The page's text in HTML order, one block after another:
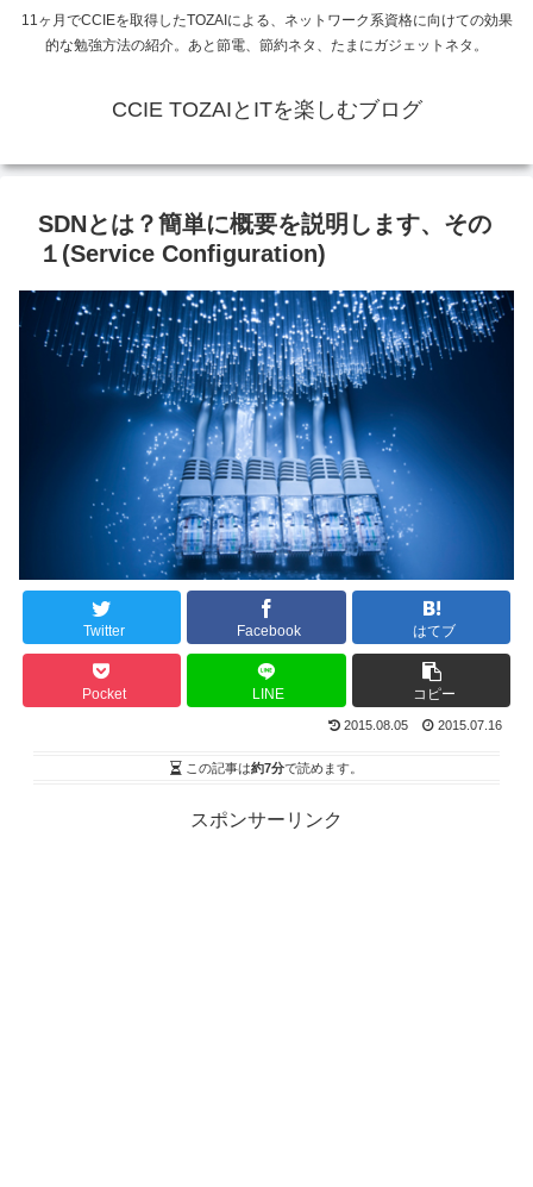
11ヶ月でCCIEを取得したTOZAIによる、ネットワーク系資格に向けての効果
的な勉強方法の紹介。あと節電、節約ネタ、たまにガジェットネタ。
CCIE TOZAIとITを楽しむブログ
SDNとは？簡単に概要を説明します、その
１(Service Configuration)
Twitter Facebook はてブ
Pocket LINE コピー
2015.08.05 2015.07.16
この記事は約7分で読めます。
スポンサーリンク